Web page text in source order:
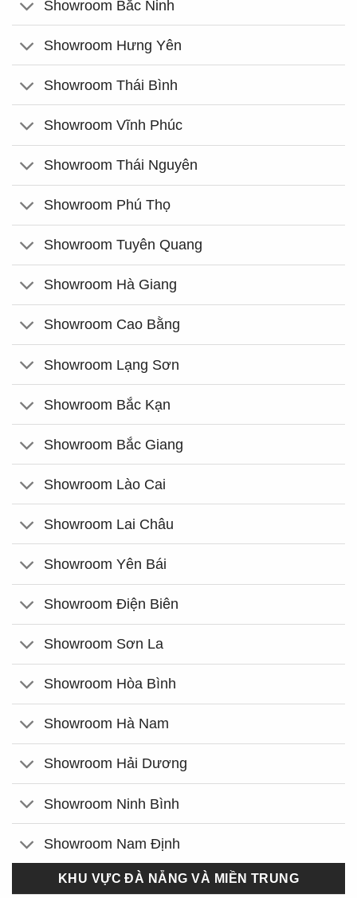
Showroom Bắc Ninh
Showroom Hưng Yên
Showroom Thái Bình
Showroom Vĩnh Phúc
Showroom Thái Nguyên
Showroom Phú Thọ
Showroom Tuyên Quang
Showroom Hà Giang
Showroom Cao Bằng
Showroom Lạng Sơn
Showroom Bắc Kạn
Showroom Bắc Giang
Showroom Lào Cai
Showroom Lai Châu
Showroom Yên Bái
Showroom Điện Biên
Showroom Sơn La
Showroom Hòa Bình
Showroom Hà Nam
Showroom Hải Dương
Showroom Ninh Bình
Showroom Nam Định
KHU VỰC ĐÀ NẴNG VÀ MIỀN TRUNG